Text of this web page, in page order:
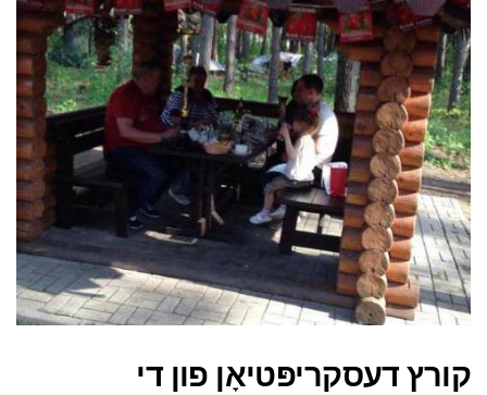
קורץ דעסקריפּטיאָן פון די